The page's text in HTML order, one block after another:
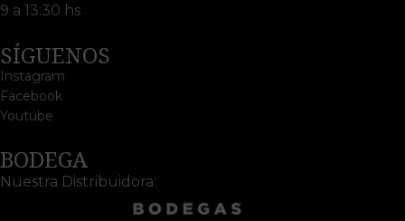
9 a 13:30 hs
SÍGUENOS
Instagram
Facebook
Youtube
BODEGA
Nuestra Distribuidora: